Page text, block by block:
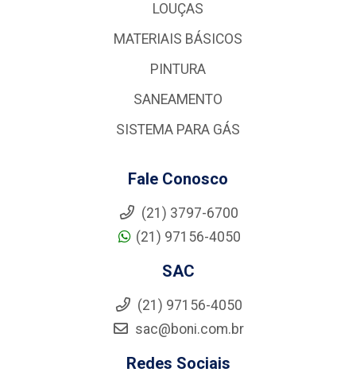
LOUÇAS
MATERIAIS BÁSICOS
PINTURA
SANEAMENTO
SISTEMA PARA GÁS
Fale Conosco
(21) 3797-6700
(21) 97156-4050
SAC
(21) 97156-4050
sac@boni.com.br
Redes Sociais